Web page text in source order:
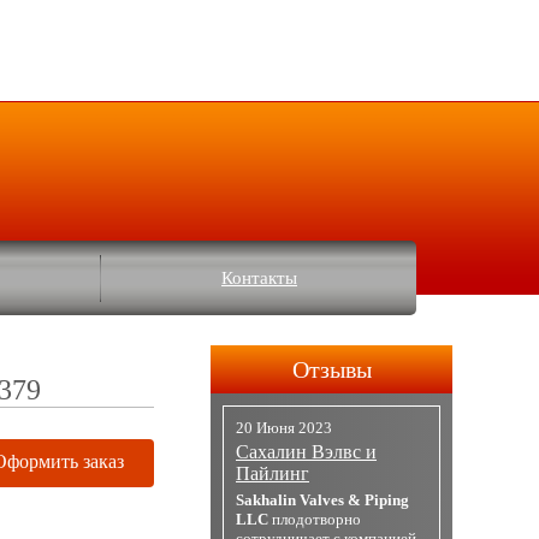
Контакты
заказ
Отзывы
20 Июня 2023
Сахалин Вэлвс и
Пайлинг
Sakhalin Valves & Piping
LLC плодотворно